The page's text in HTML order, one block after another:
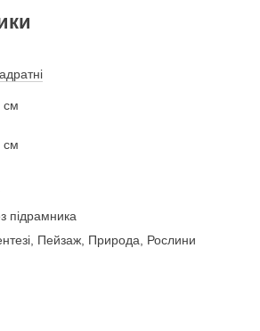
см
см
підрамника
Пейзаж, Природа, Рослини